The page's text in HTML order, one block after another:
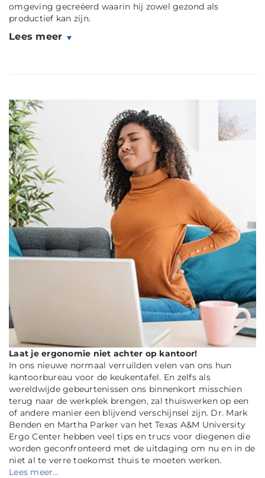
omgeving gecreëerd waarin hij zowel gezond als
productief kan zijn.
Lees meer
Laat je ergonomie niet achter op kantoor!
In ons nieuwe normaal verruilden velen van ons hun
kantoorbureau voor de keukentafel. En zelfs als
wereldwijde gebeurtenissen ons binnenkort misschien
terug naar de werkplek brengen, zal thuiswerken op een
of andere manier een blijvend verschijnsel zijn. Dr. Mark
Benden en Martha Parker van het Texas A&M University
Ergo Center hebben veel tips en trucs voor diegenen die
worden geconfronteerd met de uitdaging om nu en in de
niet al te verre toekomst thuis te moeten werken.
Lees meer...